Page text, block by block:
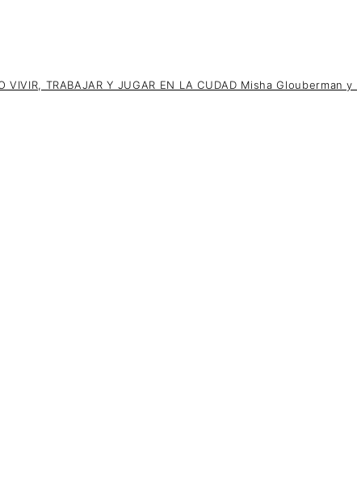
VIVIR, TRABAJAR Y JUGAR EN LA CUDAD Misha Glouberman